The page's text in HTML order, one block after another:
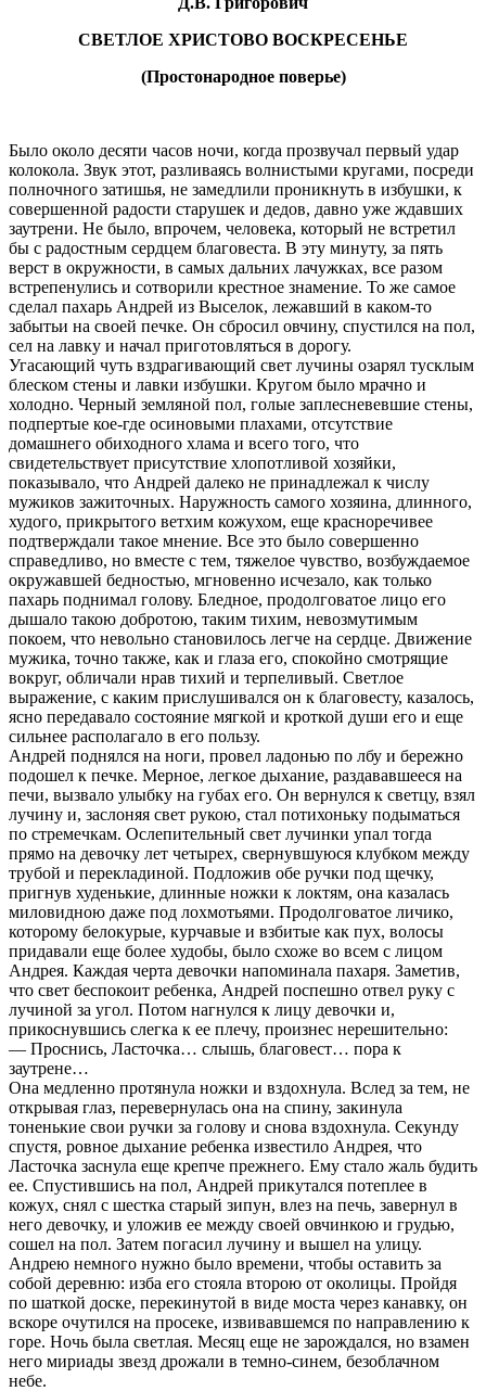
СВЕТЛОЕ ХРИСТОВО ВОСКРЕСЕНЬЕ
(Простонародное поверье)
Было около десяти часов ночи, когда прозвучал первый удар
колокола. Звук этот, разливаясь волнистыми кругами, посреди
полночного затишья, не замедлили проникнуть в избушки, к
совершенной радости старушек и дедов, давно уже ждавших
заутрени. Не было, впрочем, человека, который не встретил
бы с радостным сердцем благовеста. В эту минуту, за пять
верст в окружности, в самых дальних лачужках, все разом
встрепенулись и сотворили крестное знамение. То же самое
сделал пахарь Андрей из Выселок, лежавший в каком-то
забытьи на своей печке. Он сбросил овчину, спустился на пол,
сел на лавку и начал приготовляться в дорогу.
Угасающий чуть вздрагивающий свет лучины озарял тусклым
блеском стены и лавки избушки. Кругом было мрачно и
холодно. Черный земляной пол, голые заплесневевшие стены,
подпертые кое-где осиновыми плахами, отсутствие
домашнего обиходного хлама и всего того, что
свидетельствует присутствие хлопотливой хозяйки,
показывало, что Андрей далеко не принадлежал к числу
мужиков зажиточных. Наружность самого хозяина, длинного,
худого, прикрытого ветхим кожухом, еще красноречивее
подтверждали такое мнение. Все это было совершенно
справедливо, но вместе с тем, тяжелое чувство, возбуждаемое
окружавшей бедностью, мгновенно исчезало, как только
пахарь поднимал голову. Бледное, продолговатое лицо его
дышало такою добротою, таким тихим, невозмутимым
покоем, что невольно становилось легче на сердце. Движение
мужика, точно также, как и глаза его, спокойно смотрящие
вокруг, обличали нрав тихий и терпеливый. Светлое
выражение, с каким прислушивался он к благовесту, казалось,
ясно передавало состояние мягкой и кроткой души его и еще
сильнее располагало в его пользу.
Андрей поднялся на ноги, провел ладонью по лбу и бережно
подошел к печке. Мерное, легкое дыхание, раздававшееся на
печи, вызвало улыбку на губах его. Он вернулся к светцу, взял
лучину и, заслоняя свет рукою, стал потихоньку подыматься
по стремечкам. Ослепительный свет лучинки упал тогда
прямо на девочку лет четырех, свернувшуюся клубком между
трубой и перекладиной. Подложив обе ручки под щечку,
пригнув худенькие, длинные ножки к локтям, она казалась
миловидною даже под лохмотьями. Продолговатое личико,
которому белокурые, курчавые и взбитые как пух, волосы
придавали еще более худобы, было схоже во всем с лицом
Андрея. Каждая черта девочки напоминала пахаря. Заметив,
что свет беспокоит ребенка, Андрей поспешно отвел руку с
лучиной за угол. Потом нагнулся к лицу девочки и,
прикоснувшись слегка к ее плечу, произнес нерешительно:
— Проснись, Ласточка… слышь, благовест… пора к
заутрене…
Она медленно протянула ножки и вздохнула. Вслед за тем, не
открывая глаз, перевернулась она на спину, закинула
тоненькие свои ручки за голову и снова вздохнула. Секунду
спустя, ровное дыхание ребенка известило Андрея, что
Ласточка заснула еще крепче прежнего. Ему стало жаль будить
ее. Спустившись на пол, Андрей прикутался потеплее в
кожух, снял с шестка старый зипун, влез на печь, завернул в
него девочку, и уложив ее между своей овчинкою и грудью,
сошел на пол. Затем погасил лучину и вышел на улицу.
Андрею немного нужно было времени, чтобы оставить за
собой деревню: изба его стояла второю от околицы. Пройдя
по шаткой доске, перекинутой в виде моста через канавку, он
вскоре очутился на просеке, извивавшемся по направлению к
горе. Ночь была светлая. Месяц еще не зарождался, но взамен
него мириады звезд дрожали в темно-синем, безоблачном
небе.